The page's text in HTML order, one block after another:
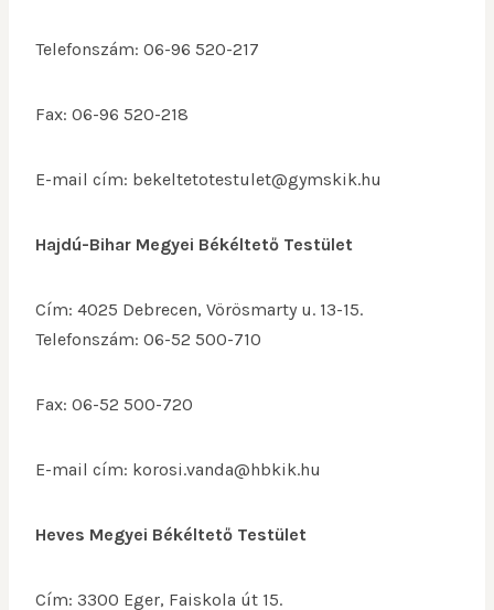
Telefonszám: 06-96 520-217
Fax: 06-96 520-218
E-mail cím: bekeltetotestulet@gymskik.hu
Hajdú-Bihar Megyei Békéltető Testület
Cím: 4025 Debrecen, Vörösmarty u. 13-15.
Telefonszám: 06-52 500-710
Fax: 06-52 500-720
E-mail cím: korosi.vanda@hbkik.hu
Heves Megyei Békéltető Testület
Cím: 3300 Eger, Faiskola út 15.